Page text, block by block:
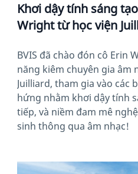
Khơi dậy tính sáng
Wright từ học viện
BVIS đã chào đón cô Erin
năng kiêm chuyên gia âm
Juilliard, tham gia vào các
hứng nhằm khơi dậy tính
tiếp, và niềm đam mê
sinh thông qua âm nhạc!
News image